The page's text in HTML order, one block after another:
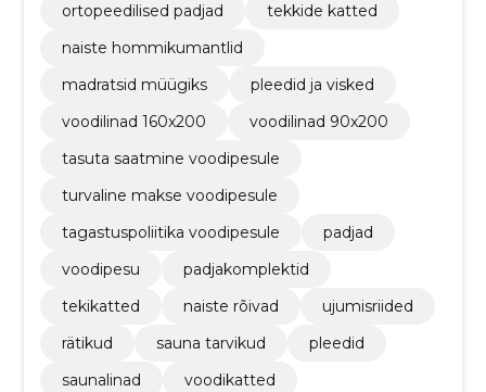
ortopeedilised padjad
tekkide katted
naiste hommikumantlid
madratsid müügiks
pleedid ja visked
voodilinad 160x200
voodilinad 90x200
tasuta saatmine voodipesule
turvaline makse voodipesule
tagastuspoliitika voodipesule
padjad
voodipesu
padjakomplektid
tekikatted
naiste rõivad
ujumisriided
rätikud
sauna tarvikud
pleedid
saunalinad
voodikatted